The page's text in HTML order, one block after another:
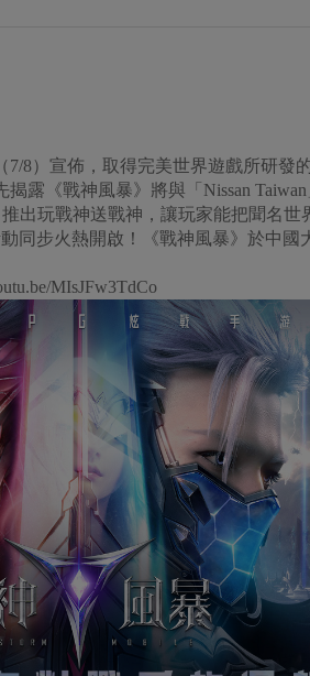
8）宣佈，取得完美世界遊戲所研發
露《戰神風暴》將與「Nissan
出玩戰神送戰神，讓玩家能把聞名世
同步火熱開啟！《戰神風暴》於中國
MIsJFw3TdCo